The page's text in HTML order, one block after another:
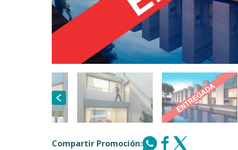
Compartir Promoción: